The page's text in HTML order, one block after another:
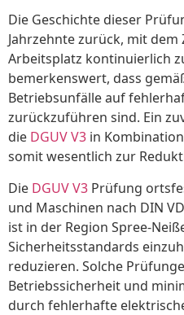
Die Geschichte dieser
Jahrzehnte zurück, mit dem
Arbeitsplatz kontinuierlich
bemerkenswert, dass
Betriebsunfälle auf
zurückzuführen sind. Ein
die DGUV V3 in
somit wesentlich zur
Die DGUV V3 Prüfung
und Maschinen nach DIN
ist in der Region Spree-
Sicherheitsstandards
reduzieren. Solche
Betriebssicherheit und
durch fehlerhafte